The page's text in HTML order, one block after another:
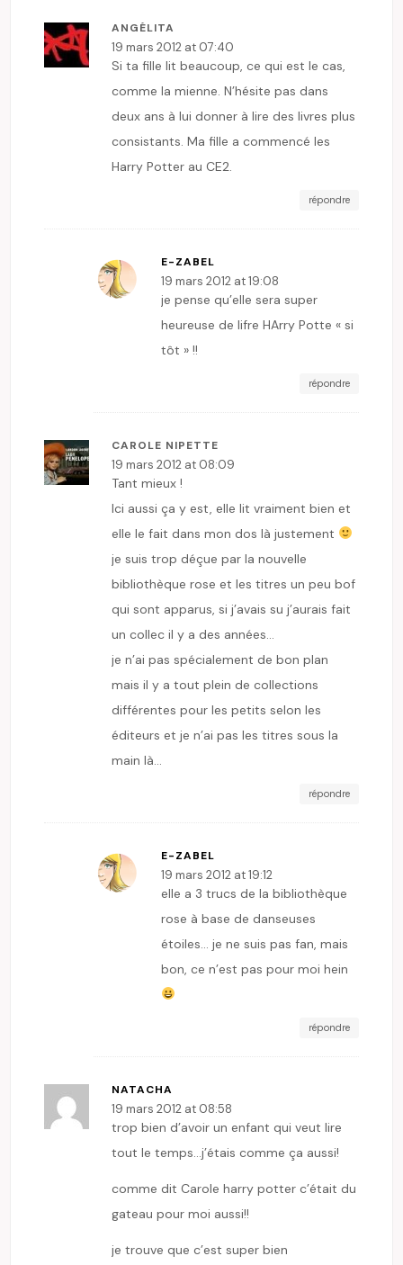
ANGÉLITA
19 mars 2012 at 07:40
Si ta fille lit beaucoup, ce qui est le cas,
comme la mienne. N’hésite pas dans
deux ans à lui donner à lire des livres plus
consistants. Ma fille a commencé les
Harry Potter au CE2.
répondre
E-ZABEL
19 mars 2012 at 19:08
je pense qu’elle sera super
heureuse de lifre HArry Potte « si
tôt » !!
répondre
CAROLE NIPETTE
19 mars 2012 at 08:09
Tant mieux !
Ici aussi ça y est, elle lit vraiment bien et
elle le fait dans mon dos là justement
je suis trop déçue par la nouvelle
bibliothèque rose et les titres un peu bof
qui sont apparus, si j’avais su j’aurais fait
un collec il y a des années…
je n’ai pas spécialement de bon plan
mais il y a tout plein de collections
différentes pour les petits selon les
éditeurs et je n’ai pas les titres sous la
main là…
répondre
E-ZABEL
19 mars 2012 at 19:12
elle a 3 trucs de la bibliothèque
rose à base de danseuses
étoiles… je ne suis pas fan, mais
bon, ce n’est pas pour moi hein
répondre
NATACHA
19 mars 2012 at 08:58
trop bien d’avoir un enfant qui veut lire
tout le temps…j’étais comme ça aussi!
comme dit Carole harry potter c’était du
gateau pour moi aussi!!
je trouve que c’est super bien